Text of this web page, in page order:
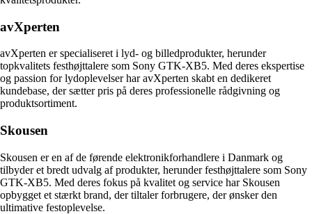
avXperten
avXperten er specialiseret i lyd- og billedprodukter, herunder
topkvalitets festhøjttalere som Sony GTK-XB5. Med deres ekspertise
og passion for lydoplevelser har avXperten skabt en dedikeret
kundebase, der sætter pris på deres professionelle rådgivning og
produktsortiment.
Skousen
Skousen er en af de førende elektronikforhandlere i Danmark og
tilbyder et bredt udvalg af produkter, herunder festhøjttalere som Sony
GTK-XB5. Med deres fokus på kvalitet og service har Skousen
opbygget et stærkt brand, der tiltaler forbrugere, der ønsker den
ultimative festoplevelse.